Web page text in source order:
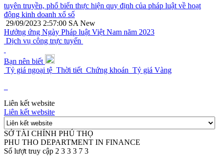
tuyên truyền, phổ biến thực hiện quy định của pháp luật về hoạt
động kinh doanh xổ số
29/09/2023 2:57:00 SA New
Hưởng ứng Ngày Pháp luật Việt Nam năm 2023
Dịch vụ công trực tuyến
Bạn nên biết
Tỷ giá ngoại tệ Thời tiết Chứng khoán Tỷ giá Vàng
Liên kết website
Liên kết website
SỞ TÀI CHÍNH PHÚ THỌ
PHU THO DEPARTMENT IN FINANCE
Số lượt truy cập 2 3 3 3 7 3